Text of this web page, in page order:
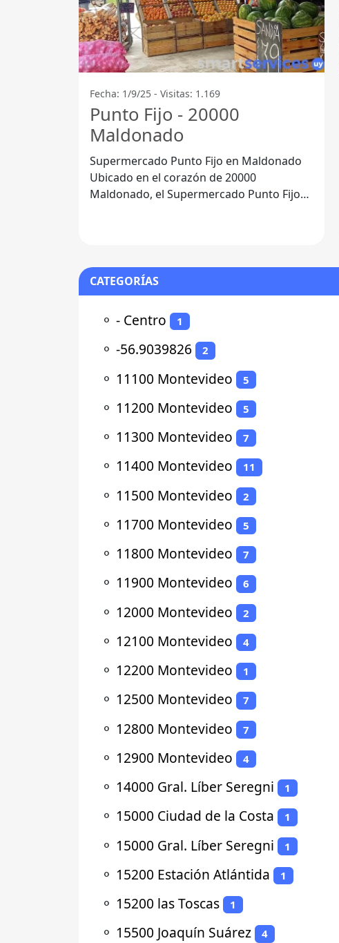
Fecha: 1/9/25 - Visitas: 1.169
Punto Fijo - 20000
Maldonado
Supermercado Punto Fijo en Maldonado
Ubicado en el corazón de 20000
Maldonado, el Supermercado Punto Fijo
CATEGORÍAS
⚬ - Centro 1
⚬ -56.9039826 2
⚬ 11100 Montevideo 5
⚬ 11200 Montevideo 5
⚬ 11300 Montevideo 7
⚬ 11400 Montevideo 11
⚬ 11500 Montevideo 2
⚬ 11700 Montevideo 5
⚬ 11800 Montevideo 7
⚬ 11900 Montevideo 6
⚬ 12000 Montevideo 2
⚬ 12100 Montevideo 4
⚬ 12200 Montevideo 1
⚬ 12500 Montevideo 7
⚬ 12800 Montevideo 7
⚬ 12900 Montevideo 4
⚬ 14000 Gral. Líber Seregni 1
⚬ 15000 Ciudad de la Costa 1
⚬ 15000 Gral. Líber Seregni 1
⚬ 15200 Estación Atlántida 1
⚬ 15200 las Toscas 1
⚬ 15500 Joaquín Suárez 4